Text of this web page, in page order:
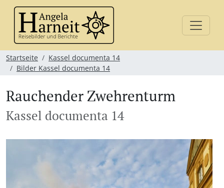
Startseite
Kassel documenta 14
Bilder Kassel documenta 14
Rauchender Zwehrenturm
Kassel documenta 14